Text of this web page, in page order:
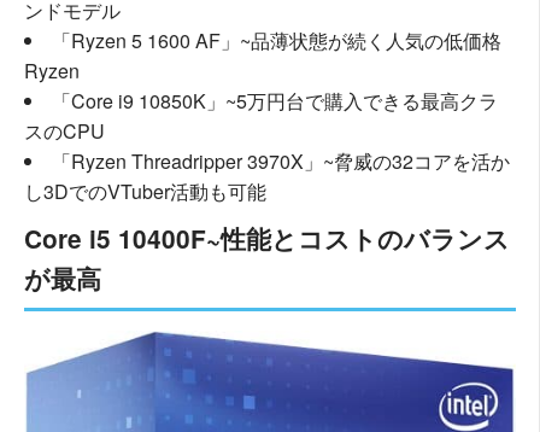
ンドモデル
「Ryzen 5 1600 AF」~品薄状態が続く人気の低価格
Ryzen
「Core i9 10850K」~5万円台で購入できる最高クラ
スのCPU
「Ryzen Threadripper 3970X」~脅威の32コアを活か
し3DでのVTuber活動も可能
Core i5 10400F~性能とコストのバランス
が最高